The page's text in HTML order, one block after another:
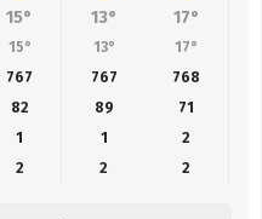
15° 13° 17°
15° 13° 17°
767 767 768
82 89 71
1 1
2
2 2 2